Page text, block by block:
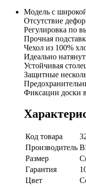
Модель с
Отсутствие
Регулировка по
Прочная
Чехол из 100%
Идеально
Устойчивая
Защитные
Фиксации доски
Код товара
Производитель
Размер
Гарантия
Цвет